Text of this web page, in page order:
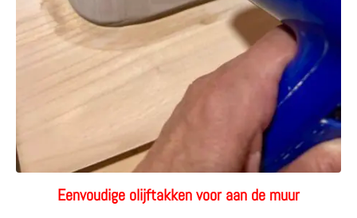
Eenvoudige olijftakken voor aan de muur